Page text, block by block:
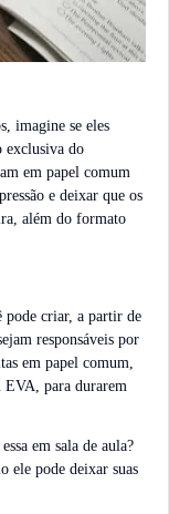
imagine se eles
exclusiva do
em papel comum
e deixar que os
além do formato
pode criar, a partir de
responsáveis por
em papel comum,
EVA, para durarem
em sala de aula?
ele pode deixar suas